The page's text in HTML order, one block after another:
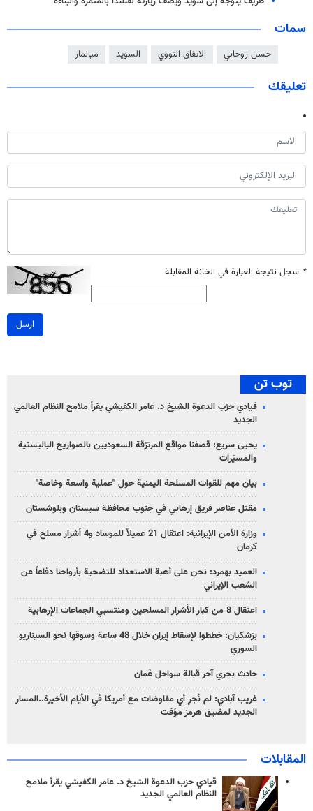
سمات
حسن روحاني الاتفاق النووي السويد ميانمار
تعليقك
* سجل نتيجة العبارة في الخانة المقابلة
ارسل
توب تن
قيادي حزب الدعوة الشيخ د. عامر الكفيشي يقرأ ملامح النظام العالمي
الجديد
يحيى سريع: قصفنا مواقع المرتزقة السعوديين بالصواريخ الباليستية
والمسيّرات
بيان مهم للقوات المسلحة اليمنية حول "عملية واسعة وخاصة"
مقتل عناصر فريق إرهابي في جنوب محافظة سيستان وبلوشستان
وزارة الأمن الإيرانية: اعتقال 21 عميلاً للموساد و4 أشرار مسلح في
كرمان
العميد بهمرد: نحن على أهبة الاستعداد للتضحية بأرواحنا دفاعاً عن
الشعب الإيراني
اعتقال 8 من كبار الأشرار المسلحين ومنتسبي الجماعات الإرهابية
بزشكيان: خططوا لإسقاط إيران خلال 48 ساعة وسوقها نحو السيناريو
السوري
حادث بحري آخر قبالة سواحل عُمان
غريب آبادي: لم نُجرِ أي مفاوضات مع أمريكا في الأيام الأخيرة..المسار
الجديد لمضيق هرمز مؤقت
المقابلات
قيادي حزب الدعوة الشيخ د. عامر الكفيشي يقرأ ملامح
النظام العالمي الجديد